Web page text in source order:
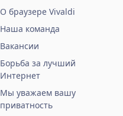
О браузере Vivaldi
Наша команда
Вакансии
Борьба за лучший
Интернет
Мы уважаем вашу
приватность